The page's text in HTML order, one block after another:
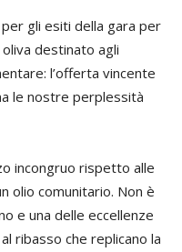
gli esiti della gara per
destinato agli
l’offerta vincente
le nostre perplessità
incongruo rispetto alle
olio comunitario. Non è
e una delle eccellenze
ribasso che replicano la